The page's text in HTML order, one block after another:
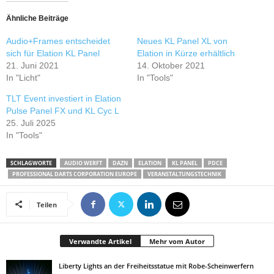
Ähnliche Beiträge
Audio+Frames entscheidet
sich für Elation KL Panel
21. Juni 2021
In "Licht"
Neues KL Panel XL von
Elation in Kürze erhältlich
14. Oktober 2021
In "Tools"
TLT Event investiert in Elation
Pulse Panel FX und KL Cyc L
25. Juli 2025
In "Tools"
SCHLAGWORTE AUDIO WERFT DAZN ELATION KL PANEL
PDCE
PROFESSIONAL DARTS CORPORATION EUROPE
VERANSTALTUNGSTECHNIK
Teilen
Verwandte Artikel Mehr vom Autor
Liberty Lights an der Freiheitsstatue mit Robe-Scheinwerfern